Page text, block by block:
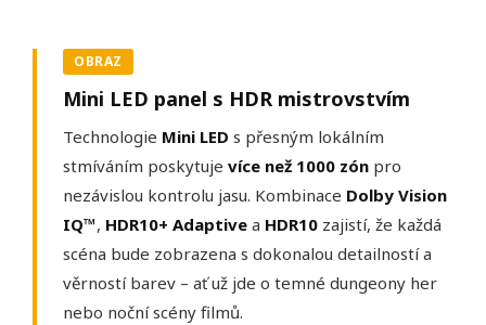
OBRAZ
Mini LED panel s HDR mistrovstvím
Technologie Mini LED s přesným lokálním
stmíváním poskytuje více než 1000 zón pro
nezávislou kontrolu jasu. Kombinace Dolby Vision
IQ™, HDR10+ Adaptive a HDR10 zajistí, že každá
scéna bude zobrazena s dokonalou detailností a
věrností barev – ať už jde o temné dungeony her
nebo noční scény filmů.